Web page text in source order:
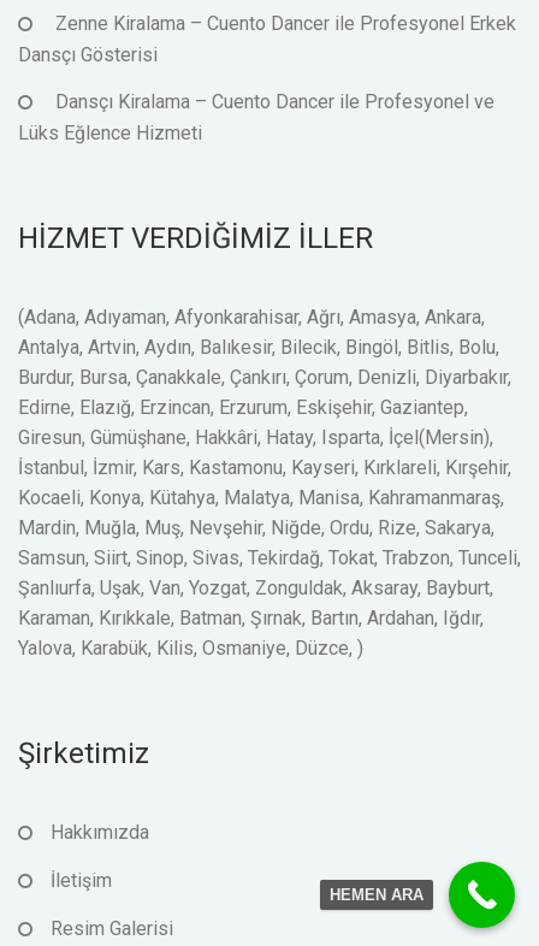
Zenne Kiralama – Cuento Dancer ile Profesyonel Erkek
Dansçı Gösterisi
Dansçı Kiralama – Cuento Dancer ile Profesyonel ve
Lüks Eğlence Hizmeti
HİZMET VERDİĞİMİZ İLLER
(Adana, Adıyaman, Afyonkarahisar, Ağrı, Amasya, Ankara,
Antalya, Artvin, Aydın, Balıkesir, Bilecik, Bingöl, Bitlis, Bolu,
Burdur, Bursa, Çanakkale, Çankırı, Çorum, Denizli, Diyarbakır,
Edirne, Elazığ, Erzincan, Erzurum, Eskişehir, Gaziantep,
Giresun, Gümüşhane, Hakkâri, Hatay, Isparta, İçel(Mersin),
İstanbul, İzmir, Kars, Kastamonu, Kayseri, Kırklareli, Kırşehir,
Kocaeli, Konya, Kütahya, Malatya, Manisa, Kahramanmaraş,
Mardin, Muğla, Muş, Nevşehir, Niğde, Ordu, Rize, Sakarya,
Samsun, Siirt, Sinop, Sivas, Tekirdağ, Tokat, Trabzon, Tunceli,
Şanlıurfa, Uşak, Van, Yozgat, Zonguldak, Aksaray, Bayburt,
Karaman, Kırıkkale, Batman, Şırnak, Bartın, Ardahan, Iğdır,
Yalova, Karabük, Kilis, Osmaniye, Düzce, )
Şirketimiz
Hakkımızda
İletişim
Resim Galerisi
HEMEN ARA